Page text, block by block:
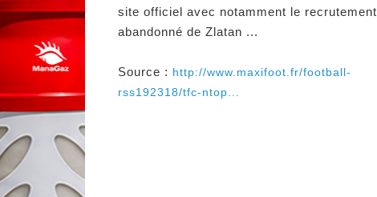
site officiel avec notamment le recrutement
abandonné de Zlatan ...
Source : http://www.maxifoot.fr/football-
rss192318/tfc-ntop...